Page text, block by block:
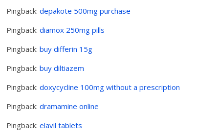
Pingback:depakote 500mg purchase
Pingback:diamox 250mg pills
Pingback:buy differin 15g
Pingback:buy diltiazem
Pingback:doxycycline 100mg without a prescription
Pingback:dramamine online
Pingback:elavil tablets